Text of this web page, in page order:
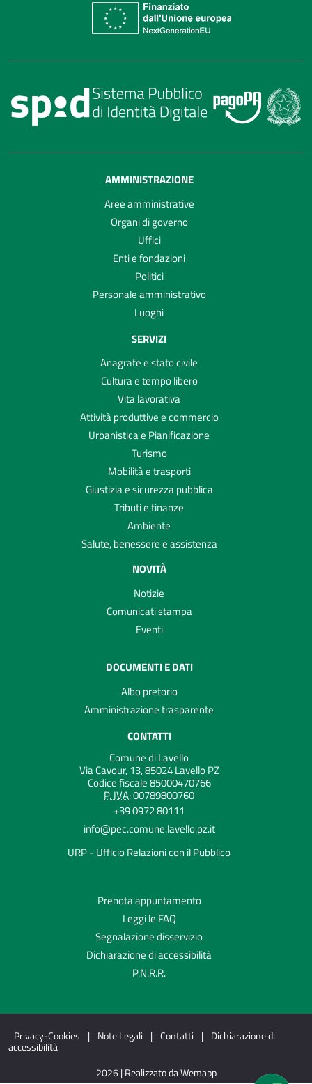
AMMINISTRAZIONE
Aree amministrative
Organi di governo
Uffici
Enti e fondazioni
Politici
Personale amministrativo
Luoghi
SERVIZI
Anagrafe e stato civile
Cultura e tempo libero
Vita lavorativa
Attività produttive e commercio
Urbanistica e Pianificazione
Turismo
Mobilità e trasporti
Giustizia e sicurezza pubblica
Tributi e finanze
Ambiente
Salute, benessere e assistenza
NOVITÀ
Notizie
Comunicati stampa
Eventi
DOCUMENTI E DATI
Albo pretorio
Amministrazione trasparente
CONTATTI
Comune di Lavello
Via Cavour, 13, 85024 Lavello PZ
Codice fiscale 85000470766
P. IVA:00789800760
+39 0972 80111
info@pec.comune.lavello.pz.it
URP - Ufficio Relazioni con il Pubblico
Prenota appuntamento
Leggi le FAQ
Segnalazione disservizio
Dichiarazione di accessibilità
P.N.R.R.
Privacy-Cookies | Note Legali | Contatti | Dichiarazione di
accessibilità
2026 | Realizzato da Wemapp